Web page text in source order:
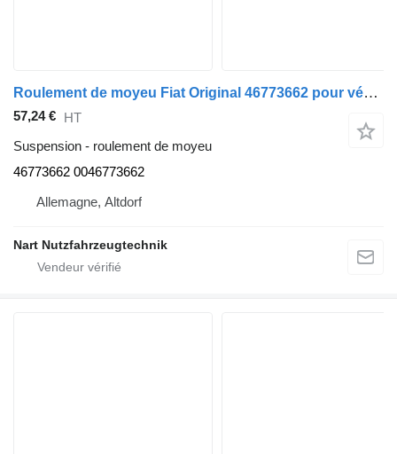
Roulement de moyeu Fiat Original 46773662 pour véhicule utilitaire Fiat
57,24 € HT
Suspension - roulement de moyeu
46773662 0046773662
Allemagne, Altdorf
Nart Nutzfahrzeugtechnik